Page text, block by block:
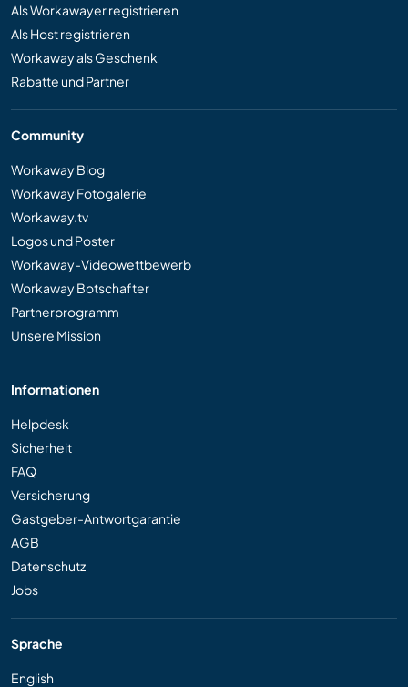
Als Workawayer registrieren
Als Host registrieren
Workaway als Geschenk
Rabatte und Partner
Community
Workaway Blog
Workaway Fotogalerie
Workaway.tv
Logos und Poster
Workaway-Videowettbewerb
Workaway Botschafter
Partnerprogramm
Unsere Mission
Informationen
Helpdesk
Sicherheit
FAQ
Versicherung
Gastgeber-Antwortgarantie
AGB
Datenschutz
Jobs
Sprache
English